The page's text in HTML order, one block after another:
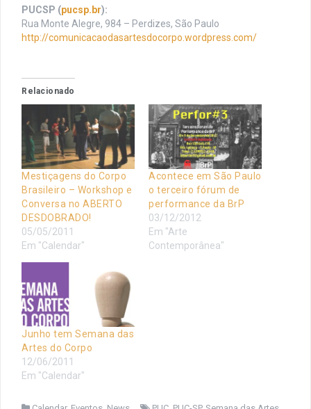
PUCSP (pucsp.br):
Rua Monte Alegre, 984 – Perdizes, São Paulo
http://comunicacaodasartesdocorpo.wordpress.com/
Relacionado
Mestiçagens do Corpo
Brasileiro – Workshop e
Conversa no ABERTO
DESDOBRADO!
05/05/2011
Em "Calendar"
Acontece em São Paulo
o terceiro fórum de
performance da BrP
03/12/2012
Em "Arte
Contemporânea"
Junho tem Semana das
Artes do Corpo
12/06/2011
Em "Calendar"